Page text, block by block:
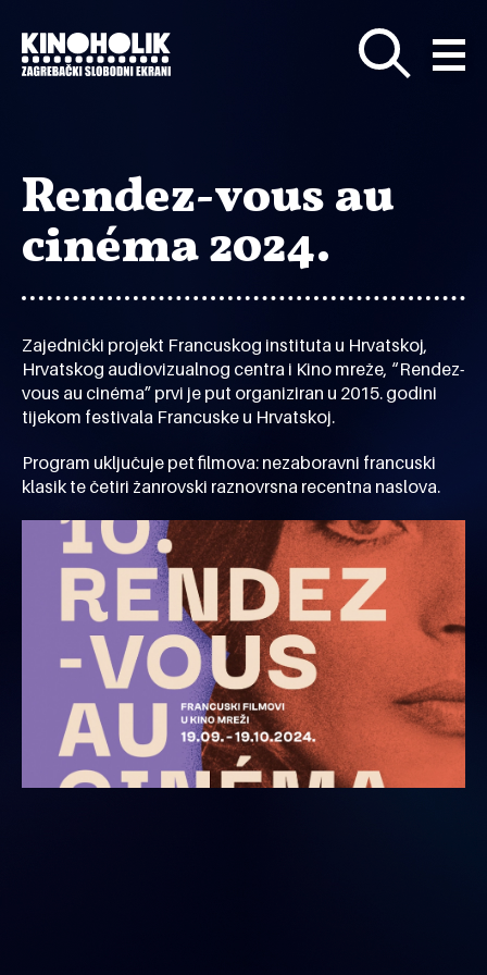
glavni
sadržaj
Rendez-vous au
cinéma 2024.
Zajednički projekt Francuskog instituta u Hrvatskoj,
Hrvatskog audiovizualnog centra i Kino mreže, “Rendez-
vous au cinéma” prvi je put organiziran u 2015. godini
tijekom festivala Francuske u Hrvatskoj.
Program uključuje pet filmova: nezaboravni francuski
klasik te četiri žanrovski raznovrsna recentna naslova.